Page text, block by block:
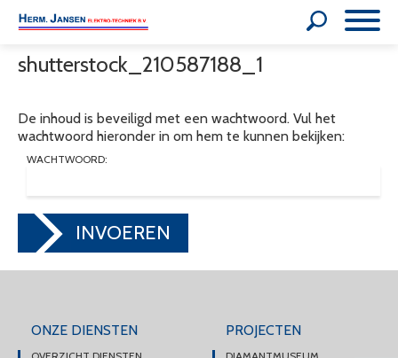
shutterstock_210587188_1
De inhoud is beveiligd met een wachtwoord. Vul het
wachtwoord hieronder in om hem te kunnen bekijken:
WACHTWOORD:
INVOEREN
ONZE DIENSTEN PROJECTEN